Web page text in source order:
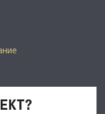
Гopздpaв, Улыбка